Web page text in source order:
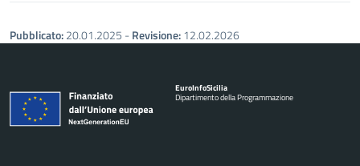
Pubblicato:20.01.2025 -Revisione:12.02.2026
EuroInfoSicilia
Dipartimento della Programmazione